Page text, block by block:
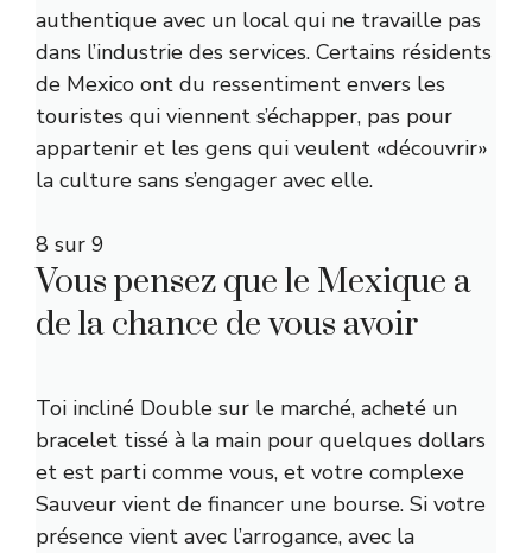
authentique avec un local qui ne travaille pas
dans l’industrie des services. Certains résidents
de Mexico ont du ressentiment envers les
touristes qui viennent s’échapper, pas pour
appartenir et les gens qui veulent «découvrir»
la culture sans s’engager avec elle.
8 sur 9
Vous pensez que le Mexique a
de la chance de vous avoir
Toi incliné Double sur le marché, acheté un
bracelet tissé à la main pour quelques dollars
et est parti comme vous, et votre complexe
Sauveur vient de financer une bourse. Si votre
présence vient avec l’arrogance, avec la